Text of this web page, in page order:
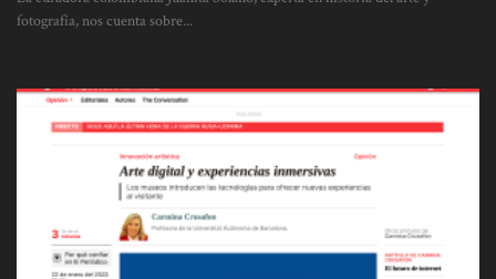
fotografía, nos cuenta sobre...